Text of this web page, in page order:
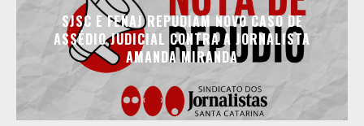
SJSC E FENAJ REPUDIAM NOVO CASO DE
ASSÉDIO JUDICIAL CONTRA A JORNALISTA
AMANDA MIRANDA